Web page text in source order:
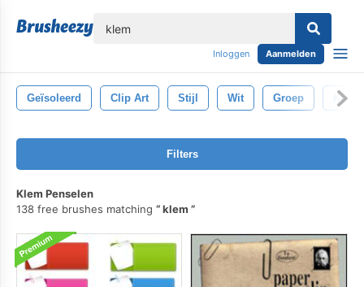
Inloggen Aanmelden
Geïsoleerd Clip Art Stijl Wit Groep Kunst
Filters
Klem Penselen
138 free brushes matching
klem